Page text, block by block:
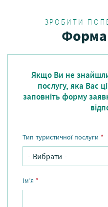
ЗРОБИТИ
Форма
Якщо Ви не
послугу, яка Вас
заповніть форму
Тип туристичної послуги *
Ім’я *